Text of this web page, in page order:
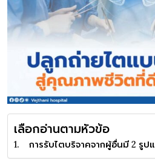
เลือกอ่านตามหัวข้อ
การรับไตบริจาคจากผู้อื่นมี 2 รูป